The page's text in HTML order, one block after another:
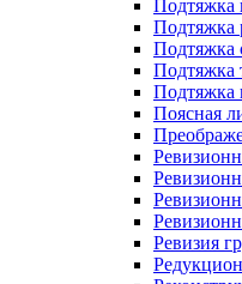
Подтяжка
Подтяжка
Подтяжка
Подтяжка
Подтяжка
Поясная
Ревизия